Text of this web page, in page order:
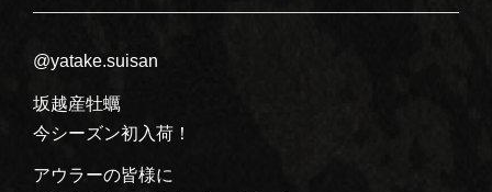
@yatake.suisan
坂越産牡蠣
今シーズン初入荷！
アウラーの皆様に